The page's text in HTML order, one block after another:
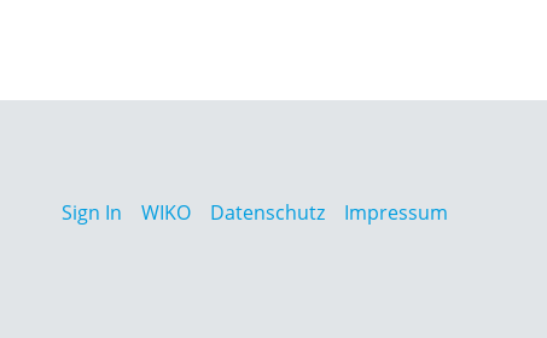
Impressum
Datenschutz
WIKO
Sign In